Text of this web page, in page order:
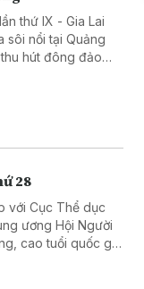
thứ IX - Gia Lai
sôi nổi tại Quảng
hút đông đảo
28
với Cục Thể dục
ương Hội Người
cao tuổi quốc gia